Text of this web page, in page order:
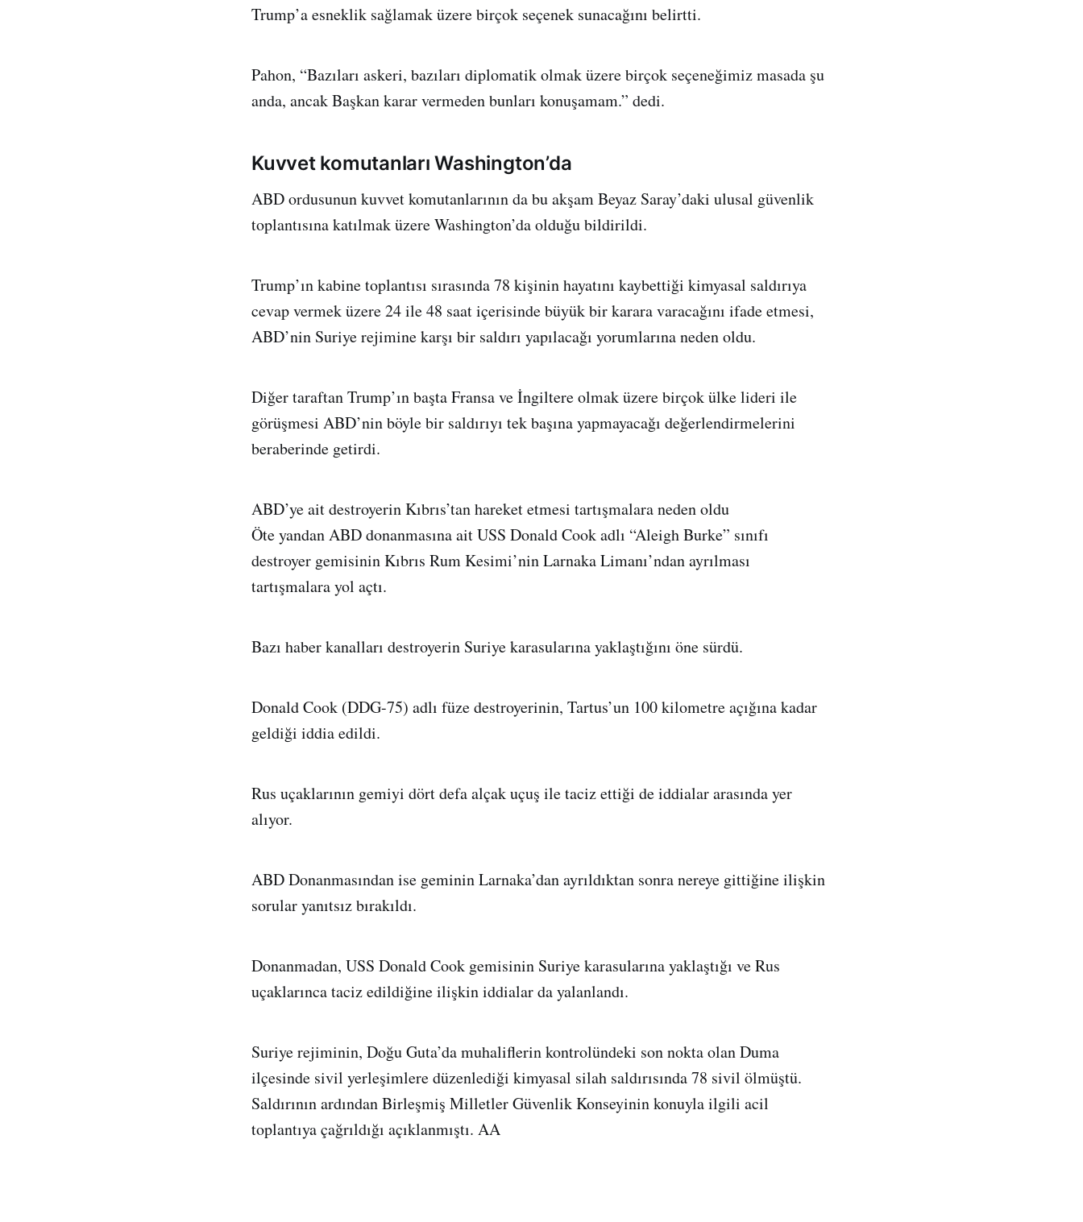
Trump’a esneklik sağlamak üzere birçok seçenek sunacağını belirtti.
Pahon, “Bazıları askeri, bazıları diplomatik olmak üzere birçok seçeneğimiz masada şu
anda, ancak Başkan karar vermeden bunları konuşamam.” dedi.
Kuvvet komutanları Washington’da
ABD ordusunun kuvvet komutanlarının da bu akşam Beyaz Saray’daki ulusal güvenlik
toplantısına katılmak üzere Washington’da olduğu bildirildi.
Trump’ın kabine toplantısı sırasında 78 kişinin hayatını kaybettiği kimyasal saldırıya
cevap vermek üzere 24 ile 48 saat içerisinde büyük bir karara varacağını ifade etmesi,
ABD’nin Suriye rejimine karşı bir saldırı yapılacağı yorumlarına neden oldu.
Diğer taraftan Trump’ın başta Fransa ve İngiltere olmak üzere birçok ülke lideri ile
görüşmesi ABD’nin böyle bir saldırıyı tek başına yapmayacağı değerlendirmelerini
beraberinde getirdi.
ABD’ye ait destroyerin Kıbrıs’tan hareket etmesi tartışmalara neden oldu
Öte yandan ABD donanmasına ait USS Donald Cook adlı “Aleigh Burke” sınıfı
destroyer gemisinin Kıbrıs Rum Kesimi’nin Larnaka Limanı’ndan ayrılması
tartışmalara yol açtı.
Bazı haber kanalları destroyerin Suriye karasularına yaklaştığını öne sürdü.
Donald Cook (DDG-75) adlı füze destroyerinin, Tartus’un 100 kilometre açığına kadar
geldiği iddia edildi.
Rus uçaklarının gemiyi dört defa alçak uçuş ile taciz ettiği de iddialar arasında yer
alıyor.
ABD Donanmasından ise geminin Larnaka’dan ayrıldıktan sonra nereye gittiğine ilişkin
sorular yanıtsız bırakıldı.
Donanmadan, USS Donald Cook gemisinin Suriye karasularına yaklaştığı ve Rus
uçaklarınca taciz edildiğine ilişkin iddialar da yalanlandı.
Suriye rejiminin, Doğu Guta’da muhaliflerin kontrolündeki son nokta olan Duma
ilçesinde sivil yerleşimlere düzenlediği kimyasal silah saldırısında 78 sivil ölmüştü.
Saldırının ardından Birleşmiş Milletler Güvenlik Konseyinin konuyla ilgili acil
toplantıya çağrıldığı açıklanmıştı. AA